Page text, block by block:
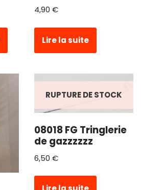
4,90 €
Lire la suite
RUPTURE DE STOCK
08018 FG Tringlerie
de gazzzzzz
6,50 €